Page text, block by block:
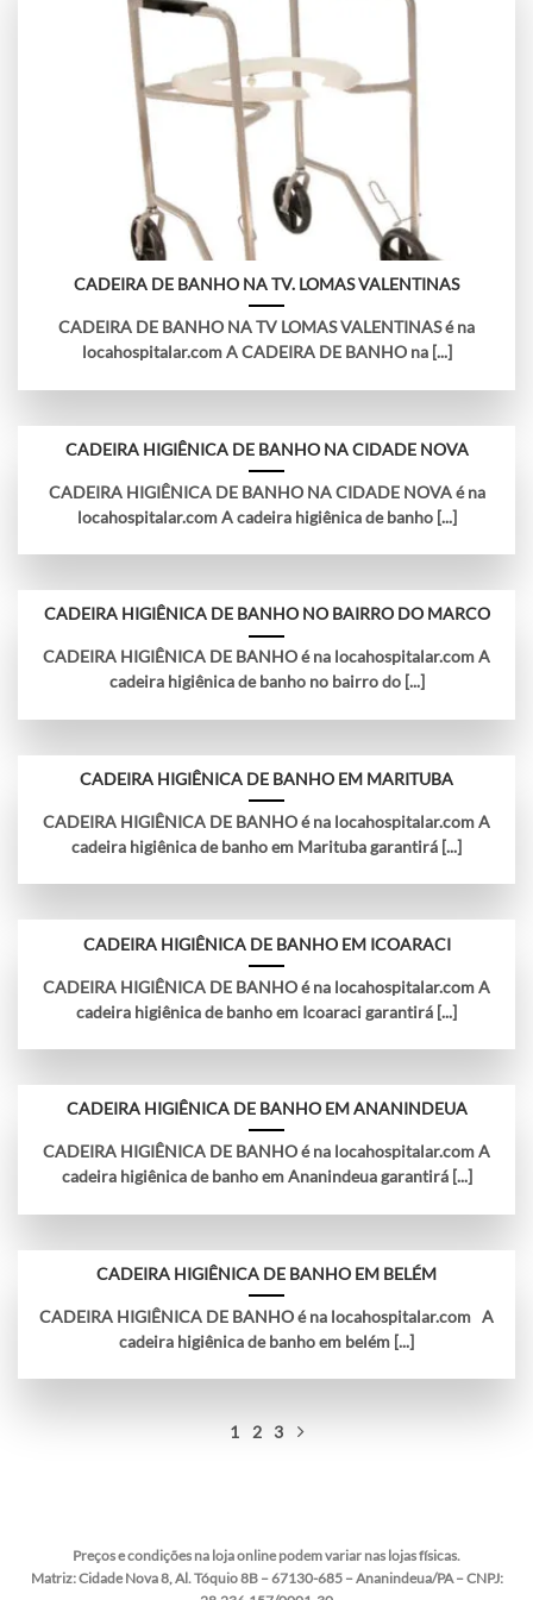
CADEIRA DE BANHO NA TV. LOMAS VALENTINAS
CADEIRA DE BANHO NA TV LOMAS VALENTINAS é na
locahospitalar.com A CADEIRA DE BANHO na [...]
CADEIRA HIGIÊNICA DE BANHO NA CIDADE NOVA
CADEIRA HIGIÊNICA DE BANHO NA CIDADE NOVA é na
locahospitalar.com A cadeira higiênica de banho [...]
CADEIRA HIGIÊNICA DE BANHO NO BAIRRO DO MARCO
CADEIRA HIGIÊNICA DE BANHO é na locahospitalar.com A
cadeira higiênica de banho no bairro do [...]
CADEIRA HIGIÊNICA DE BANHO EM MARITUBA
CADEIRA HIGIÊNICA DE BANHO é na locahospitalar.com A
cadeira higiênica de banho em Marituba garantirá [...]
CADEIRA HIGIÊNICA DE BANHO EM ICOARACI
CADEIRA HIGIÊNICA DE BANHO é na locahospitalar.com A
cadeira higiênica de banho em Icoaraci garantirá [...]
CADEIRA HIGIÊNICA DE BANHO EM ANANINDEUA
CADEIRA HIGIÊNICA DE BANHO é na locahospitalar.com A
cadeira higiênica de banho em Ananindeua garantirá [...]
CADEIRA HIGIÊNICA DE BANHO EM BELÉM
CADEIRA HIGIÊNICA DE BANHO é na locahospitalar.com A
cadeira higiênica de banho em belém [...]
1 2 3
Preços e condições na loja online podem variar nas lojas físicas.
Matriz:Cidade Nova 8, Al. Tóquio 8B – 67130-685 – Ananindeua/PA – CNPJ: